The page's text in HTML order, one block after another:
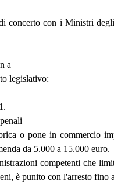
con i Ministri
a
legislativo:
o pone in commercio
da 5.000 a 15.000 euro.
competenti che
è punito con l'arresto fino